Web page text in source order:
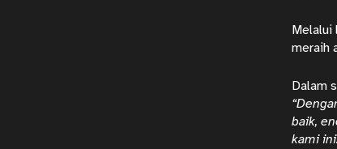
Melalui
meraih
Dalam
baik,
kami ini.